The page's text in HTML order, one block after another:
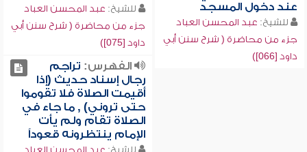
عند دخول المسجد
للشيخ: عبد المحسن العباد
جزء من محاضرة ( شرح سنن أبي
داود [066])
للشيخ: عبد المحسن العباد
جزء من محاضرة ( شرح سنن أبي
داود [075])
الفهرس: تراجم
رجال إسناد حديث (إذا
أقيمت الصلاة فلا تقوموا
حتى تروني) , ما جاء في
الصلاة تقام ولم يأت
الإمام ينتظرونه قعوداً
للشيخ: عبد المحسن العباد